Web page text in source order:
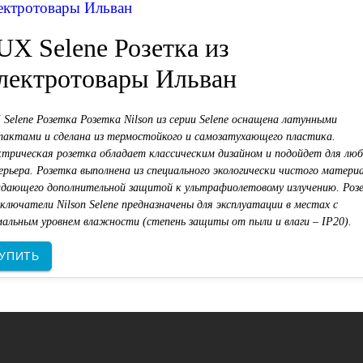
Ильван
Selene Розетка из
Ильван
Розетка Розетка Nilson из серии Selene оснащена латунными
и сделана из термостойкого и самозатухающего пластика.
розетка обладает классическим дизайном и подойдет для
Розетка выполнена из специального экологически чистого
дополнительной защитой к ультрафиолетовому излучению.
Nilson Selene предназначены для эксплуатации в местах с
уровнем влажности (степень защиты от пыли и влаги – IP20).